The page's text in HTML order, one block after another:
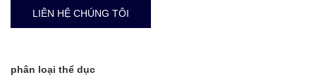
LIÊN HỆ CHÚNG TÔI
phân loại thể dục